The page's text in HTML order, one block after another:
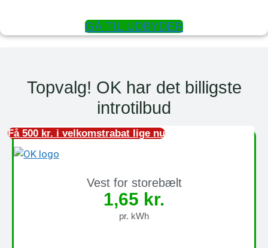
GÅ TIL UDBYDER
Topvalg! OK har det billigste
introtilbud
Få 500 kr. i velkomstrabat lige nu
Vest for storebælt
1,65 kr.
pr. kWh